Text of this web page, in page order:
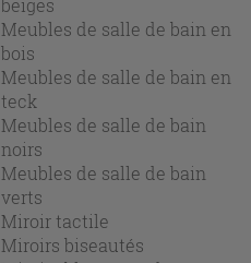
beiges
Meubles de salle de bain en
bois
Meubles de salle de bain en
teck
Meubles de salle de bain
noirs
Meubles de salle de bain
verts
Miroir tactile
Miroirs biseautés